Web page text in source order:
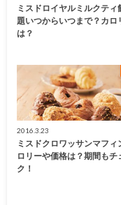
ミスドロイヤルミルクティ
題いつからいつまで？カロ
は？
2016.3.23
ミスドクロワッサンマフィ
ロリーや価格は？期間もチ
ク！